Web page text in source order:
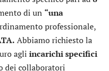
di un “una
professionale,
Abbiamo richiesto la
agli incarichi specifici
dei collaboratori